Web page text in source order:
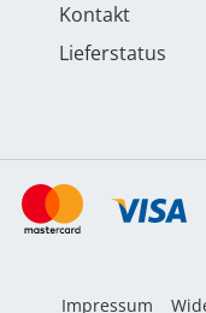
Kontakt
Lieferstatus
Impressum